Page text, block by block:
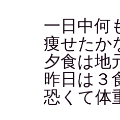
一日中何
痩せたか
夕食は地
昨日は３
恐くて体